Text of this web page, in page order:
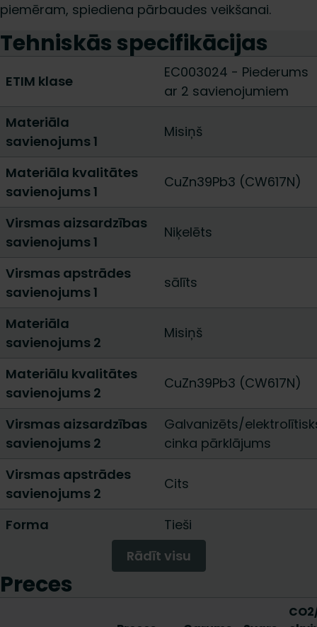
piemēram, spiediena pārbaudes veikšanai.
Tehniskās specifikācijas
ETIM klase
EC003024 - Piederums
ar 2 savienojumiem
Materiāla
savienojums 1
Misiņš
Materiāla kvalitātes
savienojums 1
CuZn39Pb3 (CW617N)
Virsmas aizsardzības
savienojums 1
Niķelēts
Virsmas apstrādes
savienojums 1
sālīts
Materiāla
savienojums 2
Misiņš
Materiālu kvalitātes
savienojums 2
CuZn39Pb3 (CW617N)
Virsmas aizsardzības
savienojums 2
Galvanizēts/
cinka pārklājums
Virsmas apstrādes
savienojums 2
Cits
Forma
Tieši
Rādīt visu
Preces